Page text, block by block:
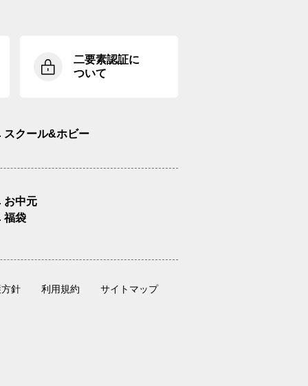
二要素認証に
ついて
スクール&ホビー
お中元
福袋
針 利用規約 サイトマップ